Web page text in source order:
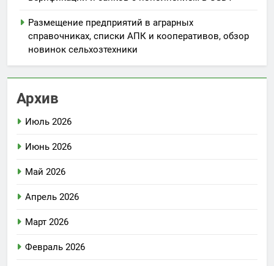
Размещение предприятий в аграрных
справочниках, списки АПК и кооперативов, обзор
новинок сельхозтехники
Архив
Июль 2026
Июнь 2026
Май 2026
Апрель 2026
Март 2026
Февраль 2026